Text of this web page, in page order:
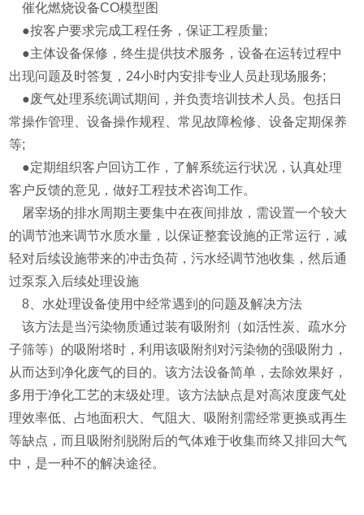
催化燃烧设备CO模型图
●按客户要求完成工程任务，保证工程质量;
●主体设备保修，终生提供技术服务，设备在运转过程中
出现问题及时答复，24小时内安排专业人员赴现场服务;
●废气处理系统调试期间，并负责培训技术人员。包括日
常操作管理、设备操作规程、常见故障检修、设备定期保养
等;
●定期组织客户回访工作，了解系统运行状况，认真处理
客户反馈的意见，做好工程技术咨询工作。
屠宰场的排水周期主要集中在夜间排放，需设置一个较大
的调节池来调节水质水量，以保证整套设施的正常运行，减
轻对后续设施带来的冲击负荷，污水经调节池收集，然后通
过泵泵入后续处理设施
8、水处理设备使用中经常遇到的问题及解决方法
该方法是当污染物质通过装有吸附剂（如活性炭、疏水分
子筛等）的吸附塔时，利用该吸附剂对污染物的强吸附力，
从而达到净化废气的目的。该方法设备简单，去除效果好，
多用于净化工艺的末级处理。该方法缺点是对高浓度废气处
理效率低、占地面积大、气阻大、吸附剂需经常更换或再生
等缺点，而且吸附剂脱附后的气体难于收集而终又排回大气
中，是一种不的解决途径。